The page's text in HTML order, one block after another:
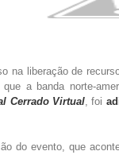
na liberação de
a banda norte-
Cerrado Virtual, foi
do evento, que